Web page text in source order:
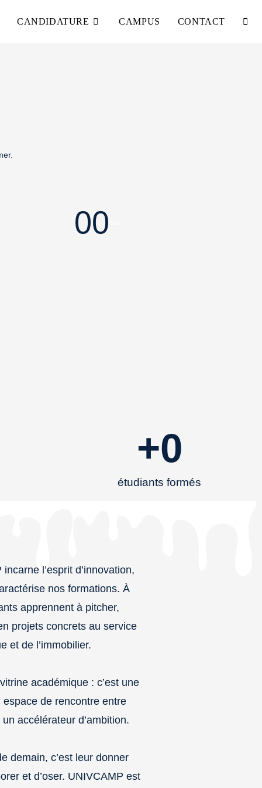
CANDIDATURE CAMPUS CONTACT
00
étudiants formés
+0
l’esprit d’innovation,
nos formations. À
apprennent à pitcher,
projets concrets au service
et de l’immobilier.
académique : c’est une
de rencontre entre
accélérateur d’ambition.
demain, c’est leur donner
et d’oser. UNIVCAMP est